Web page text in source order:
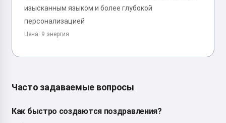
изысканным языком и более глубокой
персонализацией
Цена: 9 энергия
Часто задаваемые вопросы
Как быстро создаются поздравления?